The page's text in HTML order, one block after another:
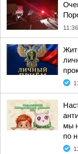
11:36
мы
по